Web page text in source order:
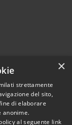
2026 • Comune di
×
strettamente
del sito,
di elaborare
anonime.
al seguente link